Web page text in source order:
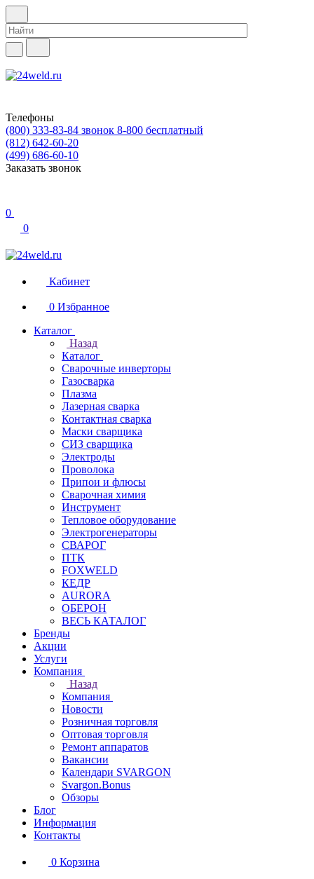
Телефоны
(800) 333-83-84 звонок 8-800 бесплатный
(812) 642-60-20
(499) 686-60-10
Заказать звонок
0
0
Кабинет
0 Избранное
Каталог
Назад
Каталог
Сварочные инверторы
Газосварка
Плазма
Лазерная сварка
Контактная сварка
Маски сварщика
СИЗ сварщика
Электроды
Проволока
Припои и флюсы
Сварочная химия
Инструмент
Тепловое оборудование
Электрогенераторы
СВАРОГ
ПТК
FOXWELD
КЕДР
AURORA
ОБЕРОН
ВЕСЬ КАТАЛОГ
Бренды
Акции
Услуги
Компания
Назад
Компания
Новости
Розничная торговля
Оптовая торговля
Ремонт аппаратов
Вакансии
Календари SVARGON
Svargon.Bonus
Обзоры
Блог
Информация
Контакты
0 Корзина